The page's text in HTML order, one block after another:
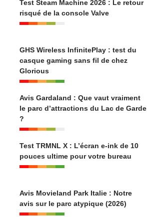
Test Steam Machine 2026 : Le retour
risqué de la console Valve
GHS Wireless InfinitePlay : test du
casque gaming sans fil de chez
Glorious
Avis Gardaland : Que vaut vraiment
le parc d’attractions du Lac de Garde
?
Test TRMNL X : L’écran e-ink de 10
pouces ultime pour votre bureau
Avis Movieland Park Italie : Notre
avis sur le parc atypique (2026)